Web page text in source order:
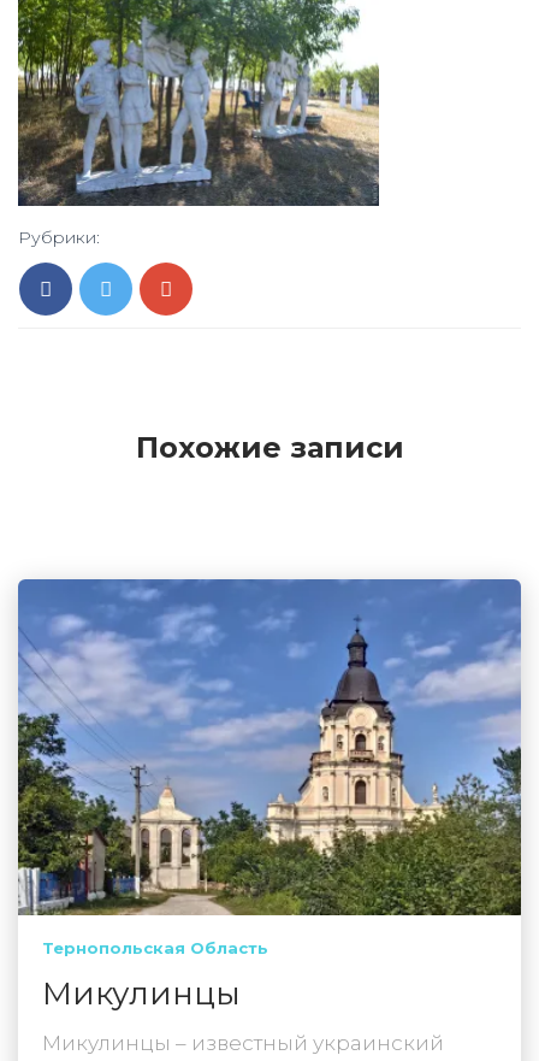
Рубрики:
Похожие записи
Тернопольская Область
Микулинцы
Микулинцы – известный украинский